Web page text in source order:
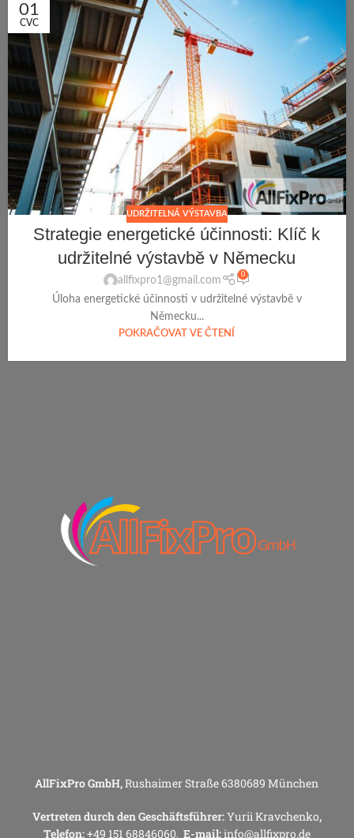
01
CVC
UDRŽITELNÁ VÝSTAVBA
Strategie energetické účinnosti: Klíč k
udržitelné výstavbě v Německu
allfixpro1@gmail.com
0
Úloha energetické účinnosti v udržitelné výstavbě v
Německu...
POKRAČOVAT VE ČTENÍ
AllFixPro GmbH,Rushaimer Straße 6380689 München
Vertreten durch den Geschäftsführer:Yurii Kravchenko,
Telefon:+49 151 68846060, E-mail:info@allfixpro.de